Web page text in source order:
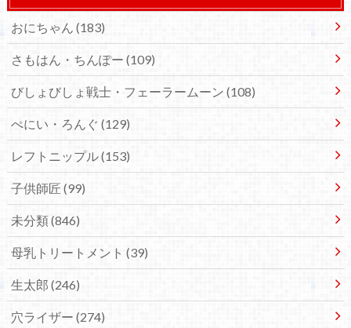
おにちゃん (183)
さもはん・ちんぽー (109)
びしょびしょ戦士・フェーラームーン (108)
ぺにい・ろんぐ (129)
レフトニップル(153)
子供師匠 (99)
未分類(846)
母乳トリートメント (39)
生太郎 (246)
穴ライザー (274)